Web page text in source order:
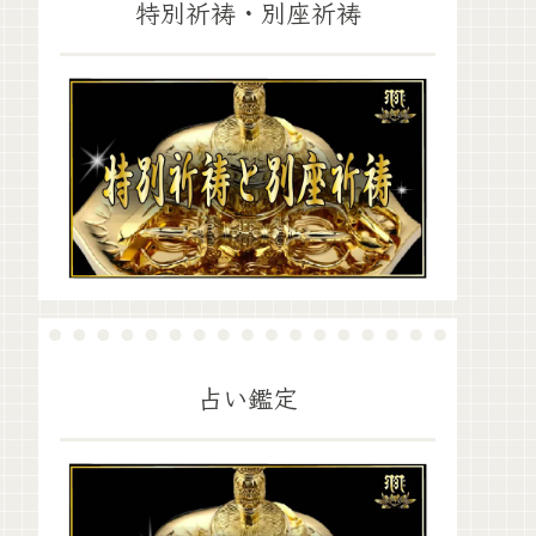
特別祈祷・別座祈祷
占い鑑定